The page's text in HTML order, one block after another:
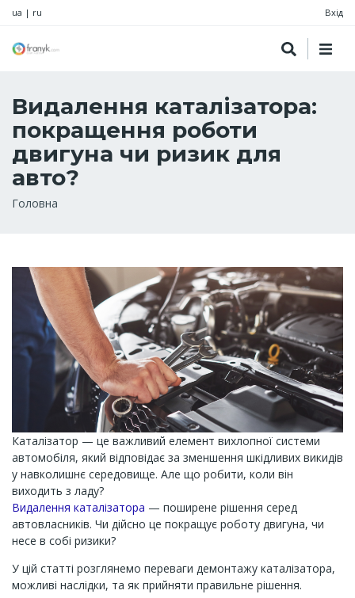
ua | ru Вхід
Видалення каталізатора:
покращення роботи
двигуна чи ризик для
авто?
Рядок
Головна
Каталізатор — це важливий елемент вихлопної системи
автомобіля, який відповідає за зменшення шкідливих викидів
у навколишнє середовище. Але що робити, коли він
виходить з ладу?
Видалення каталізатора — поширене рішення серед
автовласників. Чи дійсно це покращує роботу двигуна, чи
несе в собі ризики?
У цій статті розглянемо переваги демонтажу каталізатора,
можливі наслідки, та як прийняти правильне рішення.